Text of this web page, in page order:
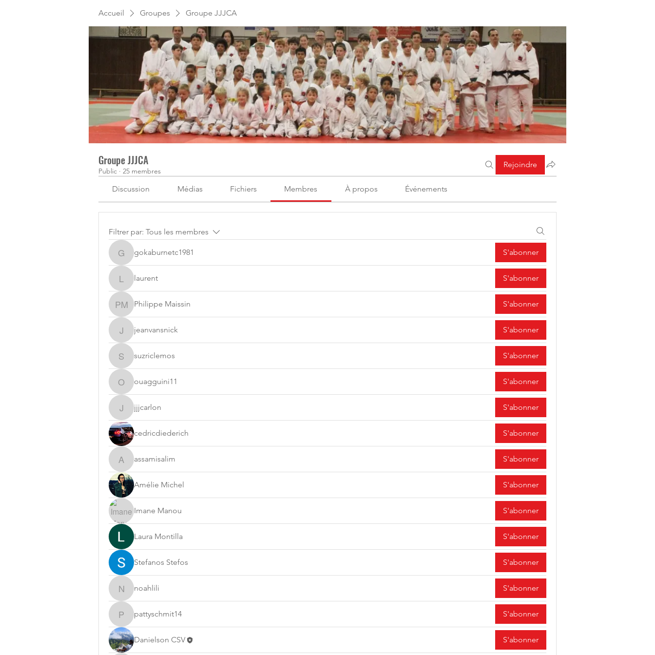
Accueil Groupes Groupe JJJCA
Groupe JJJCA
Public · 25 membres
Rejoindre
Discussion Médias Fichiers Membres À propos Événements
Filtrer par: Tous les membres
gokaburnetc1981
gokaburnetc1981 S'abonner
laurent
laurent S'abonner
Philippe Maissin
Philippe Maissin S'abonner
jeanvansnick
jeanvansnick S'abonner
suzriclemos
suzriclemos S'abonner
ouagguini11
ouagguini11 S'abonner
jjjcarlon
jjjcarlon S'abonner
cedricdiederich S'abonner
assamisalim
assamisalim S'abonner
Amélie Michel S'abonner
Imane Manou S'abonner
Laura Montilla S'abonner
Stefanos Stefos S'abonner
noahlili
noahlili S'abonner
pattyschmit14
pattyschmit14 S'abonner
Danielson CSV S'abonner